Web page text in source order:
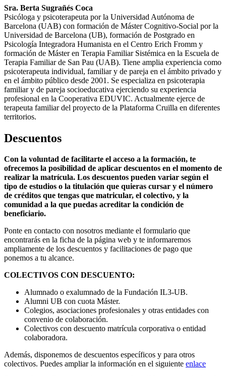
Sra. Berta Sugrañés Coca
Psicóloga y psicoterapeuta por la Universidad Autónoma de
Barcelona (UAB) con formación de Máster Cognitivo-Social por la
Universidad de Barcelona (UB), formación de Postgrado en
Psicología Integradora Humanista en el Centro Erich Fromm y
formación de Máster en Terapia Familiar Sistémica en la Escuela de
Terapia Familiar de San Pau (UAB). Tiene amplia experiencia como
psicoterapeuta individual, familiar y de pareja en el ámbito privado y
en el ámbito público desde 2001. Se especializa en psicoterapia
familiar y de pareja socioeducativa ejerciendo su experiencia
profesional en la Cooperativa EDUVIC. Actualmente ejerce de
terapeuta familiar del proyecto de la Plataforma Cruïlla en diferentes
territorios.
Descuentos
Con la voluntad de facilitarte el acceso a la formación, te
ofrecemos la posibilidad de aplicar descuentos en el momento de
realizar la matrícula. Los descuentos pueden variar según el
tipo de estudios o la titulación que quieras cursar y el número
de créditos que tengas que matricular, el colectivo, y la
comunidad a la que puedas acreditar la condición de
beneficiario.
Ponte en contacto con nosotros mediante el formulario que
encontrarás en la ficha de la página web y te informaremos
ampliamente de los descuentos y facilitaciones de pago que
ponemos a tu alcance.
COLECTIVOS CON DESCUENTO:
Alumnado o exalumnado de la Fundación IL3-UB.
Alumni UB con cuota Máster.
Colegios, asociaciones profesionales y otras entidades con
convenio de colaboración.
Colectivos con descuento matrícula corporativa o entidad
colaboradora.
Además, disponemos de descuentos específicos y para otros
colectivos. Puedes ampliar la información en el siguiente enlace